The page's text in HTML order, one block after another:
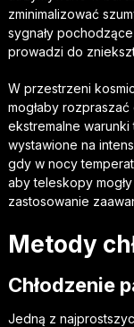
zminimalizować
sygnały
prowadzi do
W przestrzeni
mogłaby
ekstremalne
wystawione na
gdy w nocy
aby teleskopy
zastosowanie
Metody
Chłodzenie
Jedną z